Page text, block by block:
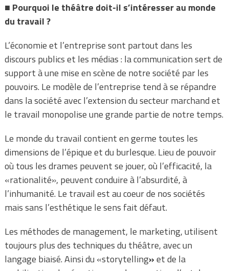
■ Pourquoi le théâtre doit-il s’intéresser au monde
du travail ?
L’économie et l’entreprise sont partout dans les
discours publics et les médias : la communication sert de
support à une mise en scène de notre société par les
pouvoirs. Le modèle de l’entreprise tend à se répandre
dans la société avec l’extension du secteur marchand et
le travail monopolise une grande partie de notre temps.
Le monde du travail contient en germe toutes les
dimensions de l’épique et du burlesque. Lieu de pouvoir
où tous les drames peuvent se jouer, où l’efficacité, la
«rationalité», peuvent conduire à l’absurdité, à
l’inhumanité. Le travail est au coeur de nos sociétés
mais sans l’esthétique le sens fait défaut.
Les méthodes de management, le marketing, utilisent
toujours plus des techniques du théâtre, avec un
langage biaisé. Ainsi du «storytelling»et de la